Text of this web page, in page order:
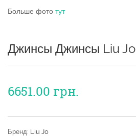
Больше фото тут
Джинсы Джинсы Liu Jo
6651.00 грн.
Бренд: Liu Jo